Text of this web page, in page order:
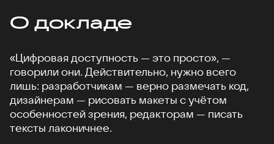
О докладе
«Цифровая доступность — это просто», —
говорили они. Действительно, нужно всего
лишь: разработчикам — верно размечать код,
дизайнерам — рисовать макеты с учётом
особенностей зрения, редакторам — писать
тексты лаконичнее.